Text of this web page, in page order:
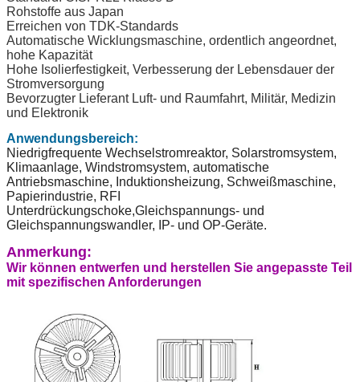
Rohstoffe aus Japan
Erreichen von TDK-Standards
Automatische Wicklungsmaschine, ordentlich angeordnet,
hohe Kapazität
Hohe Isolierfestigkeit, Verbesserung der Lebensdauer der
Stromversorgung
Bevorzugter Lieferant Luft- und Raumfahrt, Militär, Medizin
und Elektronik
Anwendungsbereich:
Niedrigfrequente Wechselstromreaktor, Solarstromsystem,
Klimaanlage, Windstromsystem, automatische
Antriebsmaschine, Induktionsheizung, Schweißmaschine,
Papierindustrie, RFI
Unterdrückungschoke,Gleichspannungs- und
Gleichspannungswandler, IP- und OP-Geräte.
Anmerkung:
Wir können entwerfen und herstellen Sie angepasste Teil
mit spezifischen Anforderungen